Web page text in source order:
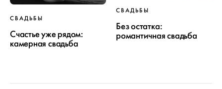
СВАДЬБЫ
Счастье уже рядом:
камерная свадьба
СВАДЬБЫ
Без остатка:
романтичная свадьба